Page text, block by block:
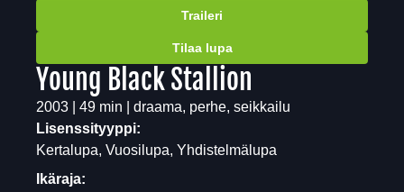
Traileri
Tilaa lupa
Young Black Stallion
2003 | 49 min | draama, perhe, seikkailu
Lisenssityyppi:
Kertalupa, Vuosilupa, Yhdistelmälupa
Ikäraja: